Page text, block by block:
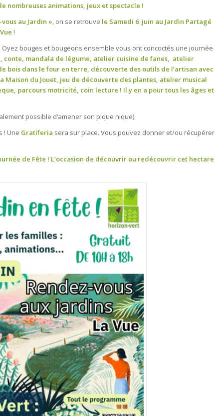
nombreuses animations, jeux et spectacle !
au Jardin », on se retrouve le Samedi 6 juin au Jardin Partagé
!
bouges et bougeons ensemble vous ont concoctés une journée
conte, mandala de légume, atelier cuisine de fanes, atelier
bois dans le four en terre, découverte des outils de l’artisan avec
du Jouet, jeu de découverte des plantes, atelier musical
parcours motricité, coin lecture ! Il y en a pour tous les âges et
possible d’amener son pique nique).
! Une Gratiferia sera sur place. Vous pouvez donner et/ou récupérer
de Fête ! L’occasion de découvrir ou redécouvrir cet hectare